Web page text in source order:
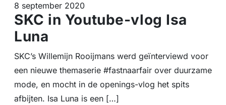
8 september 2020
SKC in Youtube-vlog Isa
Luna
SKC’s Willemijn Rooijmans werd geïnterviewd voor
een nieuwe themaserie #fastnaarfair over duurzame
mode, en mocht in de openings-vlog het spits
afbijten. Isa Luna is een […]